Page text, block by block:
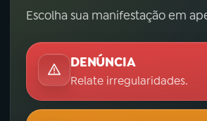
Escolha sua manifestação em
DENÚNCIA
Relate irregularidades.